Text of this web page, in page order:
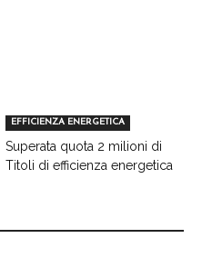
EFFICIENZA ENERGETICA
Superata quota 2 milioni di
Titoli di efficienza energetica